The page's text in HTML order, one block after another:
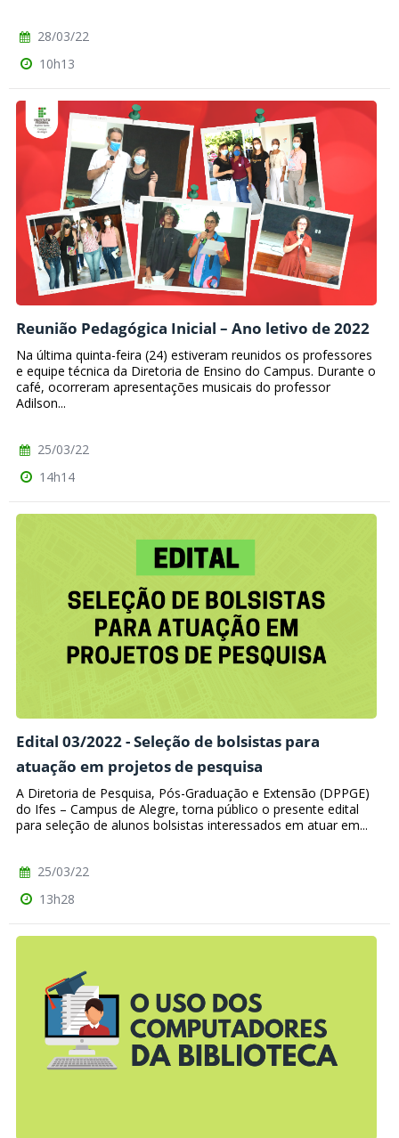
28/03/22
10h13
Reunião Pedagógica Inicial – Ano letivo de 2022
Na última quinta-feira (24) estiveram reunidos os professores
e equipe técnica da Diretoria de Ensino do Campus. Durante o
café, ocorreram apresentações musicais do professor
Adilson...
25/03/22
14h14
Edital 03/2022 - Seleção de bolsistas para
atuação em projetos de pesquisa
A Diretoria de Pesquisa, Pós-Graduação e Extensão (DPPGE)
do Ifes – Campus de Alegre, torna público o presente edital
para seleção de alunos bolsistas interessados em atuar em...
25/03/22
13h28